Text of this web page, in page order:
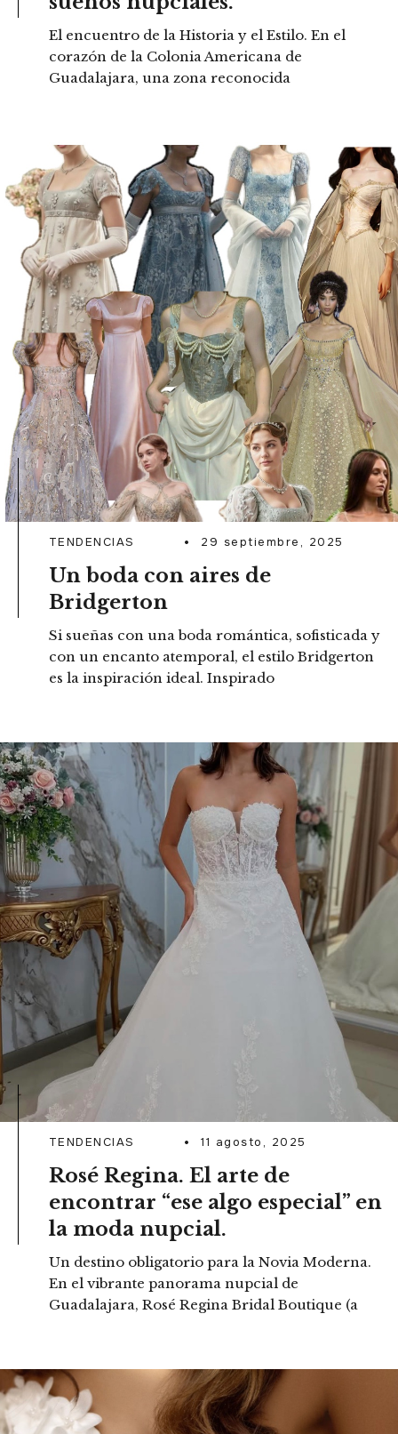
El encuentro de la Historia y el Estilo. En el
corazón de la Colonia Americana de
Guadalajara, una zona reconocida
READ MORE
TENDENCIAS 29 septiembre, 2025
Un boda con aires de
Bridgerton
Si sueñas con una boda romántica, sofisticada y
con un encanto atemporal, el estilo Bridgerton
es la inspiración ideal. Inspirado
READ MORE
TENDENCIAS 11 agosto, 2025
Rosé Regina. El arte de
encontrar “ese algo especial” en
la moda nupcial.
Un destino obligatorio para la Novia Moderna.
En el vibrante panorama nupcial de
Guadalajara, Rosé Regina Bridal Boutique (a